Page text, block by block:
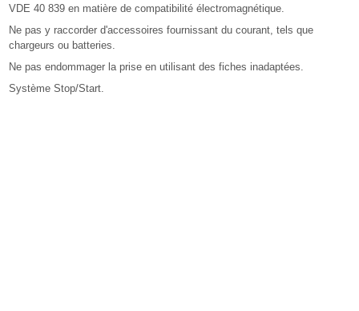
VDE 40 839 en matière de compatibilité électromagnétique.
Ne pas y raccorder d'accessoires fournissant du courant, tels que
chargeurs ou batteries.
Ne pas endommager la prise en utilisant des fiches inadaptées.
Système Stop/Start.